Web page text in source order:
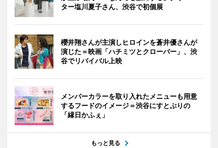
ター塩川夏子さん、渋谷で初個展
櫻井翔さんが主演しヒロインを蒼井優さんが
演じた＝映画「ハチミツとクローバー」、渋
谷でリバイバル上映
メンバーカラーを取り入れたメニューも用意
するフードのイメージ＝渋谷にすとぷりの
「縁日かふぇ」
もっと見る